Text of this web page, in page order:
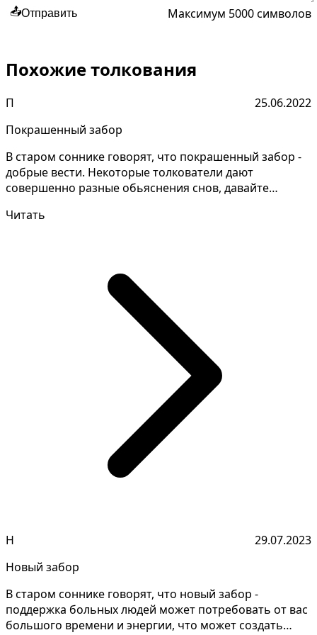
📤Отправить Максимум 5000 символов
Похожие толкования
П
25.06.2022
Покрашенный забор
В старом соннике говорят, что покрашенный забор -
добрые вести. Некоторые толкователи дают
совершенно разные обьяснения снов, давайте
Читать
Н
29.07.2023
Новый забор
В старом соннике говорят, что новый забор -
поддержка больных людей может потребовать от вас
большого времени и энергии, что может создать